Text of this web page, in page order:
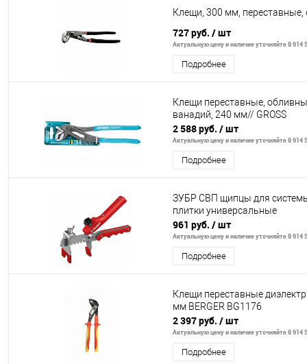
Клещи, 300 мм,
727 руб. / шт
Актуальную цену и наличие уточняйте 8 914
Подробнее
Клещи переставные,
ванадий, 240 мм// GROSS
2 588 руб. / шт
Актуальную цену и наличие уточняйте 8 914
Подробнее
ЗУБР СВП щипцы для
плитки универсальные
961 руб. / шт
Актуальную цену и наличие уточняйте 8 914
Подробнее
Клещи переставные
мм BERGER BG1176
2 397 руб. / шт
Актуальную цену и наличие уточняйте 8 914
Подробнее